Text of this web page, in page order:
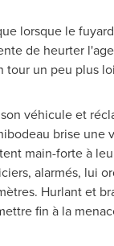
lorsque le
de heurter
tour un peu plus
véhicule et
brise une
main-forte à
alarmés, lui
Hurlant et
fin à la